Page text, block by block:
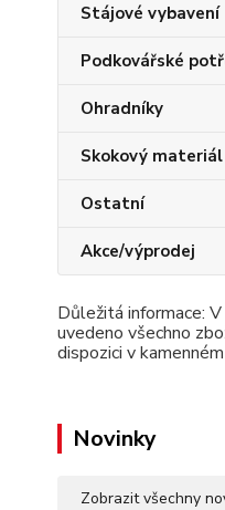
Stájové vybavení
Podkovářské
Ohradníky
Skokový materiál
Ostatní
Akce/výprodej
Důležitá informace:
uvedeno všechno
dispozici v
Novinky
Zobrazit všechny